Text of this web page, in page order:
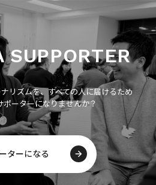
SUPPORTER
リズムを、すべての人に届けるため
ーターになりませんか？
ターになる